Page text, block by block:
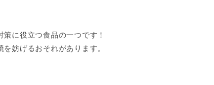
に役立つ食品の一つです！
妨げるおそれがあります。